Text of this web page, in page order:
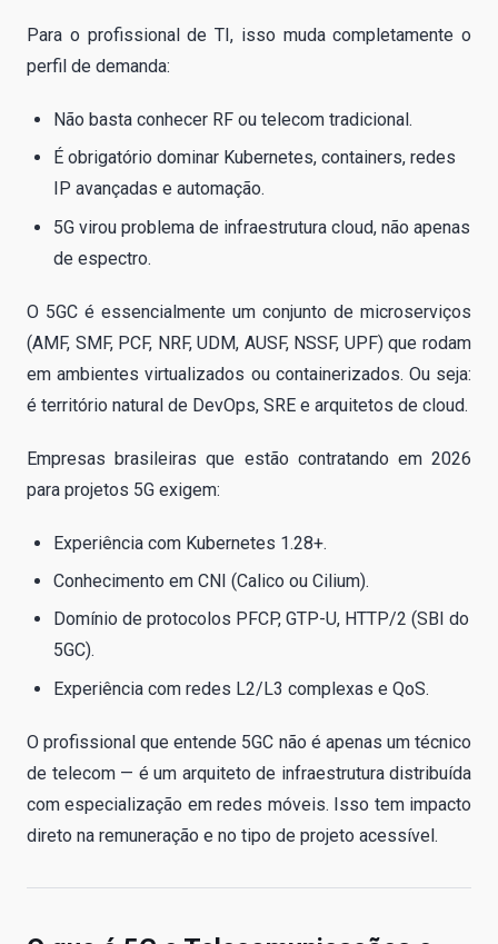
Para o profissional de TI, isso muda completamente o
perfil de demanda:
Não basta conhecer RF ou telecom tradicional.
É obrigatório dominar Kubernetes, containers, redes
IP avançadas e automação.
5G virou problema de infraestrutura cloud, não apenas
de espectro.
O 5GC é essencialmente um conjunto de microserviços
(AMF, SMF, PCF, NRF, UDM, AUSF, NSSF, UPF) que rodam
em ambientes virtualizados ou containerizados. Ou seja:
é território natural de DevOps, SRE e arquitetos de cloud.
Empresas brasileiras que estão contratando em 2026
para projetos 5G exigem:
Experiência com Kubernetes 1.28+.
Conhecimento em CNI (Calico ou Cilium).
Domínio de protocolos PFCP, GTP-U, HTTP/2 (SBI do
5GC).
Experiência com redes L2/L3 complexas e QoS.
O profissional que entende 5GC não é apenas um técnico
de telecom — é um arquiteto de infraestrutura distribuída
com especialização em redes móveis. Isso tem impacto
direto na remuneração e no tipo de projeto acessível.